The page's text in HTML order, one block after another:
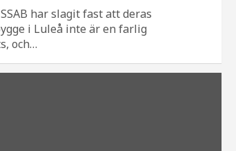
SSAB har slagit fast att deras
i Luleå inte är en farlig
och…